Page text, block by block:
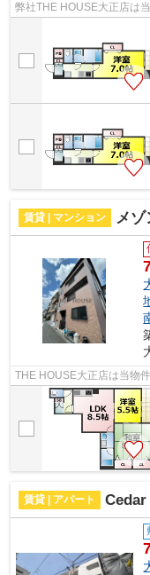
弊社THE HOUSE大正店は
賃貸 | マンション メゾ
THE HOUSE大正店は当物
賃貸 | アパート Cedar